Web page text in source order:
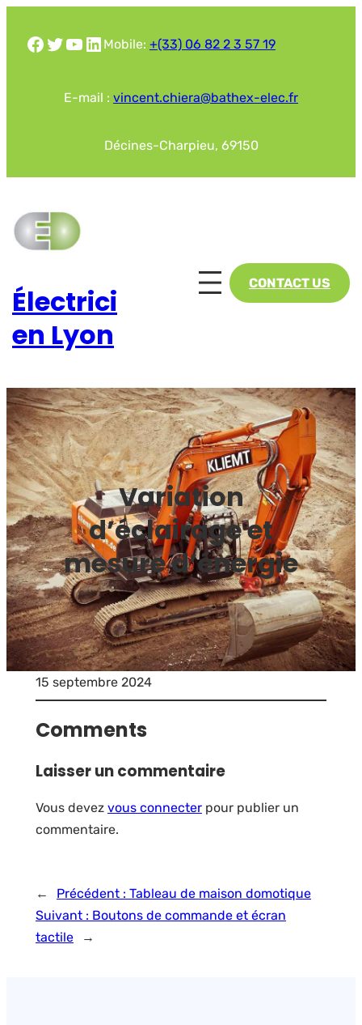
Facebook Twitter YouTube LinkedIn Mobile: +(33) 06 82 2 3 57 19
E-mail : vincent.chiera@bathex-elec.fr
Décines-Charpieu, 69150
Électrici
en Lyon
CONTACT US
Variation
d’éclairage et
mesure d’énergie
15 septembre 2024
Comments
Laisser un commentaire
Vous devez vous connecter pour publier un
commentaire.
← Précédent : Tableau de maison domotique
Suivant : Boutons de commande et écran
tactile
→